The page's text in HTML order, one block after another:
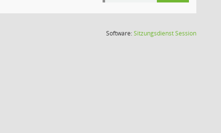
Software:SitzungsdienstSession(Wird in